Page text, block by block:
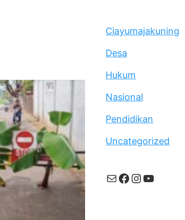
Ciayumajakuning
Desa
Hukum
Nasional
Pendidikan
Uncategorized
MailFacebook
Instagram
YouTube